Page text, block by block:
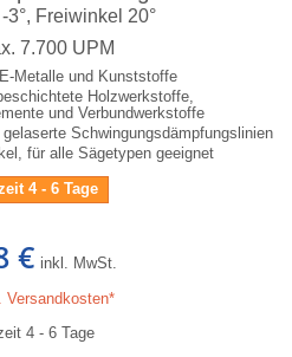
Freiwinkel 20°
7.700 UPM
Metalle und Kunststoffe
Holzwerkstoffe,
und Verbundwerkstoffe
Schwingungsdämpfungslinien
für alle Sägetypen geeignet
4 - 6 Tage
€ inkl. MwSt.
Versandkosten*
4 - 6 Tage